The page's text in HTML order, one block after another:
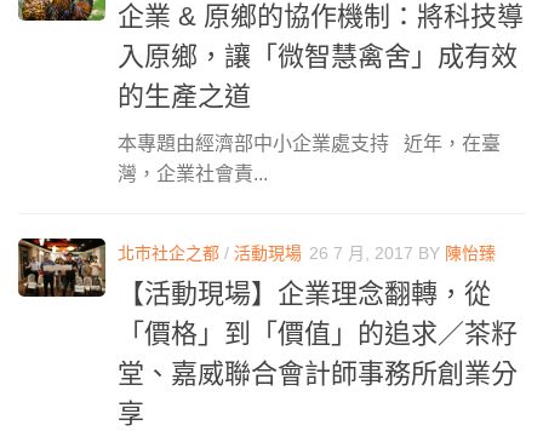
企業 & 原鄉的協作機制：將科技導
入原鄉，讓「微智慧禽舍」成有效
的生產之道
本專題由經濟部中小企業處支持 近年，在臺
灣，企業社會責...
北市社企之都 / 活動現場 26 7 月, 2017 BY 陳怡臻
【活動現場】企業理念翻轉，從
「價格」到「價值」的追求／茶籽
堂、嘉威聯合會計師事務所創業分
享